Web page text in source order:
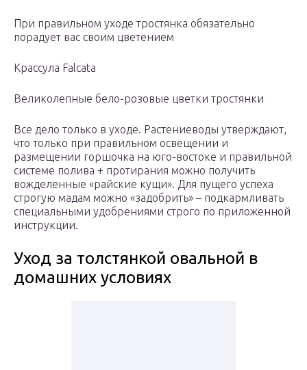
При правильном уходе тростянка обязательно
порадует вас своим цветением
Крассула Falcata
Великолепные бело-розовые цветки тростянки
Все дело только в уходе. Растениеводы утверждают,
что только при правильном освещении и
размещении горшочка на юго-востоке и правильной
системе полива + протирания можно получить
вожделенные «райские кущи». Для пущего успеха
строгую мадам можно «задобрить» – подкармливать
специальными удобрениями строго по приложенной
инструкции.
Уход за толстянкой овальной в
домашних условиях